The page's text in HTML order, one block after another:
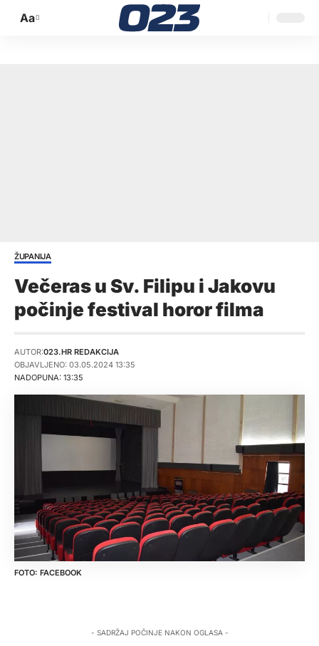
Promijeni
Aa
ŽUPANIJA
Večeras u Sv. Filipu i Jakovu
počinje festival horor filma
NADOPUNA: 13:35
AUTOR:023.HR REDAKCIJA
OBJAVLJENO: 03.05.2024 13:35
FACEBOOK
- SADRŽAJ POČINJE NAKON OGLASA -